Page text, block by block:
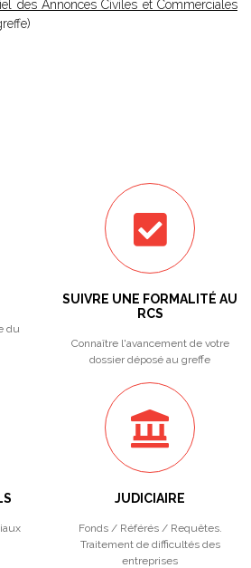
des Annonces Civiles et Commerciales
du
SUIVRE UNE FORMALITÉ AU
RCS
Connaître l'avancement de votre
dossier déposé au greffe
JUDICIAIRE
Fonds / Référés / Requêtes.
Traitement de difficultés des
entreprises